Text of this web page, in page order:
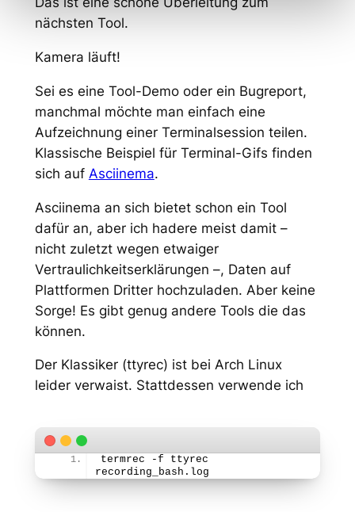
nächsten Tool.
Kamera läuft!
Sei es eine Tool-Demo oder ein Bugreport,
manchmal möchte man einfach eine
Aufzeichnung einer Terminalsession teilen.
Klassische Beispiel für Terminal-Gifs finden
sich auf Asciinema.
Asciinema an sich bietet schon ein Tool
dafür an, aber ich hadere meist damit –
nicht zuletzt wegen etwaiger
Vertraulichkeitserklärungen –, Daten auf
Plattformen Dritter hochzuladen. Aber keine
Sorge! Es gibt genug andere Tools die das
können.
Der Klassiker (ttyrec) ist bei Arch Linux
leider verwaist. Stattdessen verwende ich
termrec -f ttyrec
recording_bash.log